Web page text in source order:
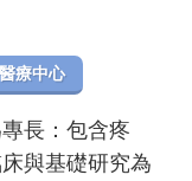
療中心
長：包含疼
與基礎研究為